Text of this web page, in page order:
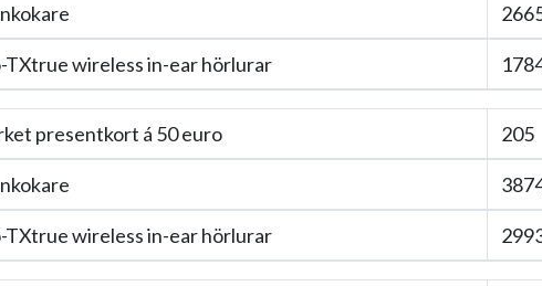
TXtrue wireless in-ear hörlurar
presentkort á 50 euro 205
TXtrue wireless in-ear hörlurar